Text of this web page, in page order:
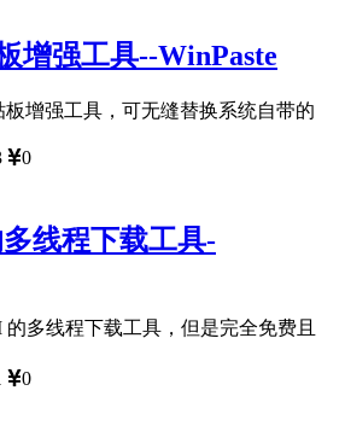
增强工具--WinPaste
板增强工具，可无缝替换系统自带的
0
线程下载工具-
多线程下载工具，但是完全免费且
0